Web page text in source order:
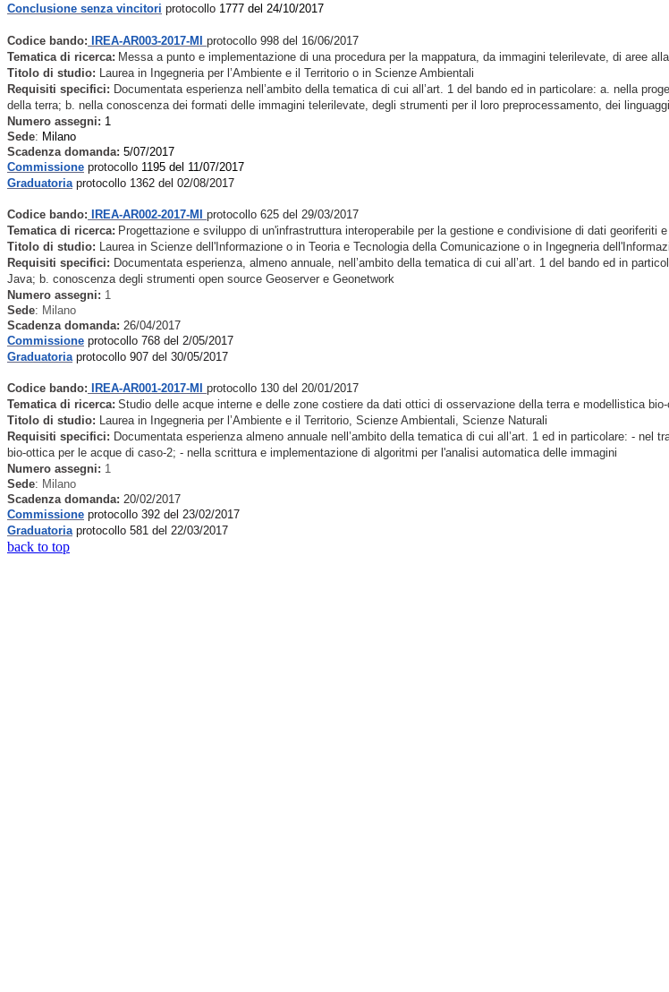
Conclusione senza vincitori protocollo 1777 del 24/10/2017
Codice bando: IREA-AR003-2017-MI
protocollo 998 del 16/06/2017
Tematica di ricerca: Messa a punto e implementazione di una procedura per la mappatura, da immagini telerilevate, di aree
Titolo di studio:
Laurea in Ingegneria per l’Ambiente e il Territorio o in Scienze Ambientali
Requisiti specifici: Documentata esperienza nell’ambito della tematica di cui all’art. 1 del bando ed in particolare: a. nella
della terra; b. nella conoscenza dei formati delle immagini telerilevate, degli strumenti per il loro preprocessamento, dei
Numero assegni: 1
Sede: Milano
Scadenza domanda: 5/07/2017
Commissione protocollo 1195 del 11/07/2017
Graduatoria protocollo 1362 del 02/08/2017
Codice bando: IREA-AR002-2017-MI
protocollo 625 del 29/03/2017
Tematica di ricerca: Progettazione e sviluppo di un'infrastruttura interoperabile per la gestione e condivisione di dati
Titolo di studio:
Laurea in Scienze dell'Informazione o in Teoria e Tecnologia della Comunicazione o in Ingegneria
Requisiti specifici: Documentata esperienza, almeno annuale, nell’ambito della tematica di cui all’art. 1 del bando ed in
Java; b. conoscenza degli strumenti open source Geoserver e Geonetwork
Numero assegni: 1
Sede: Milano
Scadenza domanda: 26/04/2017
Commissione protocollo 768 del 2/05/2017
Graduatoria protocollo 907 del 30/05/2017
Codice bando: IREA-AR001-2017-MI
protocollo 130 del 20/01/2017
Tematica di ricerca: Studio delle acque interne e delle zone costiere da dati ottici di osservazione della terra e modellistica
Titolo di studio:
Laurea in Ingegneria per l’Ambiente e il Territorio, Scienze Ambientali, Scienze Naturali
Requisiti specifici: Documentata esperienza almeno annuale nell’ambito della tematica di cui all’art. 1 ed in particolare: -
bio-ottica per le acque di caso-2; - nella scrittura e implementazione di algoritmi per l'analisi automatica delle immagini
Numero assegni: 1
Sede: Milano
Scadenza domanda: 20/02/2017
Commissione protocollo 392 del 23/02/2017
Graduatoria protocollo 581 del 22/03/2017
back to top